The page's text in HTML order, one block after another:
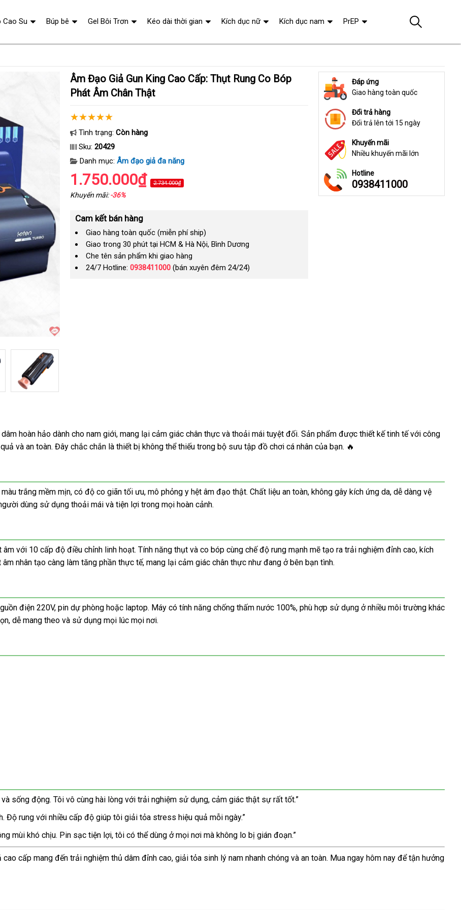
Âm Đạo Giả Gun King Cao Cấp: Thụt Rung Co Bóp
Phát Âm Chân Thật
Tình trạng: Còn hàng
Sku: 20429
Danh mục: Âm đạo giả đa năng
1.750.000₫ 2.734.000₫
Khuyến mãi:-36%
Cam kết bán hàng
Giao hàng toàn quốc (miễn phí ship)
Giao trong 30 phút tại HCM & Hà Nội, Bình Dương
Che tên sản phẩm khi giao hàng
24/7 Hotline: 0938411000(bán xuyên đêm 24/24)
Đáp ứng
Giao hàng toàn quốc
Đổi trả hàng
Đổi trả lên tới 15 ngày
Khuyến mãi
Nhiều khuyến mãi lớn
Hotline
0938411000
hoàn hảo dành cho nam giới, mang lại cảm giác chân thực và thoải mái tuyệt đối. Sản phẩm được thiết kế tinh tế với công
và an toàn. Đây chắc chắn là thiết bị không thể thiếu trong bộ sưu tập đồ chơi cá nhân của bạn. 🔥
trắng mềm mịn, có độ co giãn tối ưu, mô phỏng y hệt âm đạo thật. Chất liệu an toàn, không gây kích ứng da, dễ dàng vệ
dùng sử dụng thoải mái và tiện lợi trong mọi hoàn cảnh.
với 10 cấp độ điều chỉnh linh hoạt. Tính năng thụt và co bóp cùng chế độ rung mạnh mẽ tạo ra trải nghiệm đỉnh cao, kích
nhân tạo càng làm tăng phần thực tế, mang lại cảm giác chân thực như đang ở bên bạn tình.
điện 220V, pin dự phòng hoặc laptop. Máy có tính năng chống thấm nước 100%, phù hợp sử dụng ở nhiều môi trường khác
dễ mang theo và sử dụng mọi lúc mọi nơi.
và sống động. Tôi vô cùng hài lòng với trải nghiệm sử dụng, cảm giác thật sự rất tốt.”
Độ rung với nhiều cấp độ giúp tôi giải tỏa stress hiệu quả mỗi ngày.”
mùi khó chịu. Pin sạc tiện lợi, tôi có thể dùng ở mọi nơi mà không lo bị gián đoạn.”
cấp mang đến trải nghiệm thủ dâm đỉnh cao, giải tỏa sinh lý nam nhanh chóng và an toàn. Mua ngay hôm nay để tận hưởng
Cao Su Búp bê Gel Bôi Trơn Kéo dài thời gian Kích dục nữ Kích dục nam PrEP